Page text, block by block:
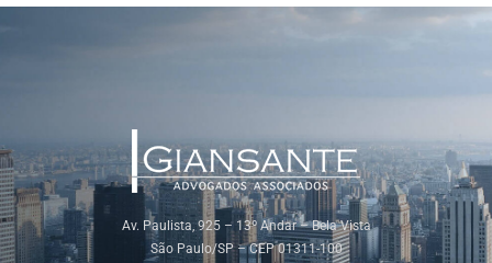
Av. Paulista, 925 – 13º Andar – Bela Vista
São Paulo/SP – CEP 01311-100